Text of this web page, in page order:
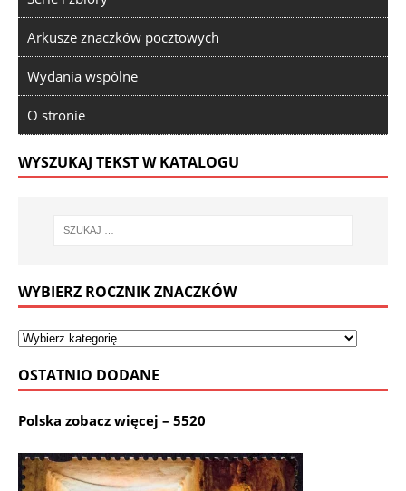
Arkusze znaczków pocztowych
Wydania wspólne
O stronie
WYSZUKAJ TEKST W KATALOGU
WYBIERZ ROCZNIK ZNACZKÓW
OSTATNIO DODANE
Polska zobacz więcej – 5520